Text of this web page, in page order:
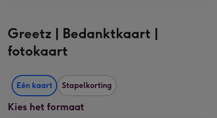
Greetz | Bedanktkaart |
fotokaart
Eén kaart Stapelkorting
Kies het formaat